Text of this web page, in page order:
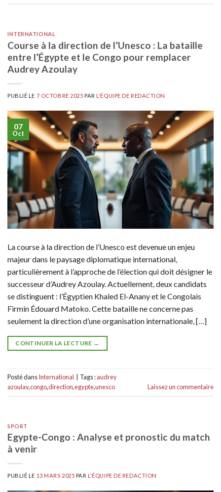
INTERNATIONAL
Course à la direction de l’Unesco : La bataille
entre l’Égypte et le Congo pour remplacer
Audrey Azoulay
PUBLIÉ LE 7 OCTOBRE 2025 PARL'ÉQUIPE DE REDACTION
07
Oct
La course à la direction de l’Unesco est devenue un enjeu
majeur dans le paysage diplomatique international,
particulièrement à l’approche de l’élection qui doit désigner le
successeur d’Audrey Azoulay. Actuellement, deux candidats
se distinguent : l’Égyptien Khaled El-Anany et le Congolais
Firmin Édouard Matoko. Cette bataille ne concerne pas
seulement la direction d’une organisation internationale, […]
CONTINUER LA LECTURE →
Posté dansInternational Tags :audrey
azoulay,congo,direction,egypte,unesco Laissez un commentaire
SPORT
Egypte-Congo : Analyse et pronostic du match
à venir
PUBLIÉ LE 13 MARS 2025 PARL'ÉQUIPE DE REDACTION